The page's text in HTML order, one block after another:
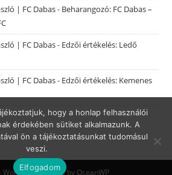
| FC Dabas- Beharangozó: FC Dabas –
| FC Dabas- Edzői értékelés: Ledő
| FC Dabas- Edzői értékelés: Kemenes
WordPress Theme by OceanWP
hogy a honlap felhasználói
érdekében sütiket alkalmazunk. A
ön a tájékoztatásunkat tudomásul
veszi.
Elfogadom